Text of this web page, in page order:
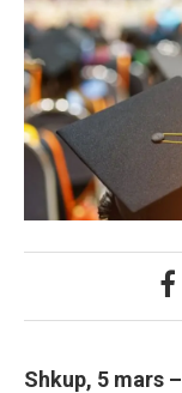
Shkup, 5 mars –